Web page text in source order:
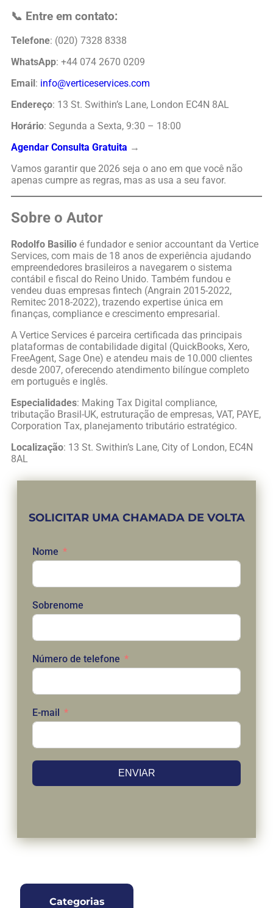
📞 Entre em contato:
Telefone: (020) 7328 8338
WhatsApp: +44 074 2670 0209
Email: info@verticeservices.com
Endereço: 13 St. Swithin’s Lane, London EC4N 8AL
Horário: Segunda a Sexta, 9:30 – 18:00
Agendar Consulta Gratuita →
Vamos garantir que 2026 seja o ano em que você não
apenas cumpre as regras, mas as usa a seu favor.
Sobre o Autor
Rodolfo Basilio é fundador e senior accountant da Vertice
Services, com mais de 18 anos de experiência ajudando
empreendedores brasileiros a navegarem o sistema
contábil e fiscal do Reino Unido. Também fundou e
vendeu duas empresas fintech (Angrain 2015-2022,
Remitec 2018-2022), trazendo expertise única em
finanças, compliance e crescimento empresarial.
A Vertice Services é parceira certificada das principais
plataformas de contabilidade digital (QuickBooks, Xero,
FreeAgent, Sage One) e atendeu mais de 10.000 clientes
desde 2007, oferecendo atendimento bilíngue completo
em português e inglês.
Especialidades: Making Tax Digital compliance,
tributação Brasil-UK, estruturação de empresas, VAT, PAYE,
Corporation Tax, planejamento tributário estratégico.
Localização: 13 St. Swithin’s Lane, City of London, EC4N
8AL
SOLICITAR UMA CHAMADA DE VOLTA
Nome
Sobrenome
Número de telefone
E-mail
ENVIAR
Categorias